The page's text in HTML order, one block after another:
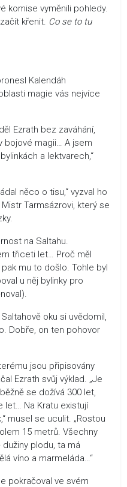
vyměnili pohledy.
křenit. Co se to tu
Kalendáh
magie vás nejvíce
Ezrath bez zaváhání,
bojové magii… A jsem
a lektvarech,“
něco o tisu,“ vyzval ho
Tarmsázrovi, který se
na Saltahu.
třiceti let… Proč měl
mu to došlo. Tohle byl
u něj bylinky pro
oku si uvědomil,
Dobře, on ten pohovor
jsou připisovány
Ezrath svůj výklad. „Je
se dožívá 300 let,
let… Na Kratu existují
musel se uculit. „Rostou
15 metrů. Všechny
plodu, ta má
víno a marmeláda…“
ve svém